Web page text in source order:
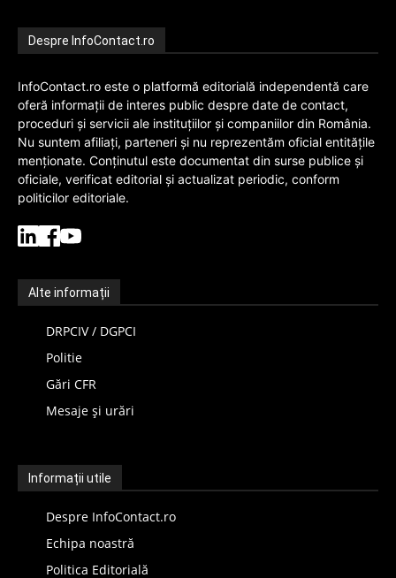
Despre InfoContact.ro
InfoContact.ro este o platformă editorială independentă care
oferă informații de interes public despre date de contact,
proceduri și servicii ale instituțiilor și companiilor din România.
Nu suntem afiliați, parteneri și nu reprezentăm oficial entitățile
menționate. Conținutul este documentat din surse publice și
oficiale, verificat editorial și actualizat periodic, conform
politicilor editoriale.
Alte informații
DRPCIV / DGPCI
Politie
Gări CFR
Mesaje și urări
Informații utile
Despre InfoContact.ro
Echipa noastră
Politica Editorială